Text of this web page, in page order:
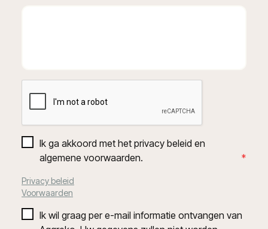
Ik ga akkoord met het privacy beleid en
algemene voorwaarden.
*
Privacy beleid
Voorwaarden
Ik wil graag per e-mail informatie ontvangen van